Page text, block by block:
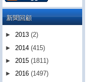
新聞回顧
► 2013 (2)
► 2014 (415)
► 2015 (1811)
► 2016 (1497)